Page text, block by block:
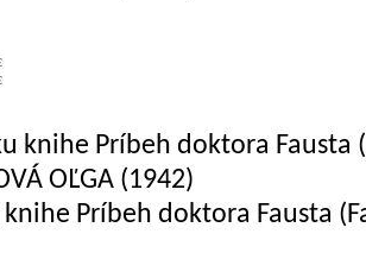
OĽGA (1942)
Príbeh doktora Fausta